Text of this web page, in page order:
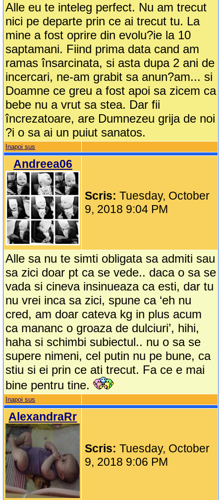
Alle eu te inteleg perfect. Nu am trecut
nici pe departe prin ce ai trecut tu. La
mine a fost oprire din evolu?ie la 10
saptamani. Fiind prima data cand am
ramas însarcinata, si asta dupa 2 ani de
incercari, ne-am grabit sa anun?am... si
Doamne ce greu a fost apoi sa zicem ca
bebe nu a vrut sa stea. Dar fii
încrezatoare, are Dumnezeu grija de noi
?i o sa ai un puiut sanatos.
Inapoi sus
Andreea06
Scris:Tuesday, October
9, 2018 9:04 PM
Alle sa nu te simti obligata sa admiti sau
sa zici doar pt ca se vede.. daca o sa se
vada si cineva insinueaza ca esti, dar tu
nu vrei inca sa zici, spune ca ‘eh nu
cred, am doar cateva kg in plus acum
ca mananc o groaza de dulciuri’, hihi,
haha si schimbi subiectul.. nu o sa se
supere nimeni, cel putin nu pe bune, ca
stiu si ei prin ce ati trecut. Fa ce e mai
bine pentru tine.
Inapoi sus
AlexandraRr
Scris:Tuesday, October
9, 2018 9:06 PM